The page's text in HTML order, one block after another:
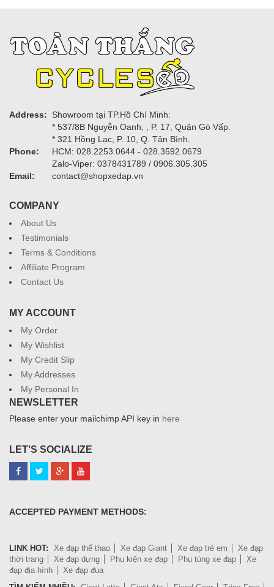
Address:
Showroom tại TP.Hồ Chí Minh:
* 537/8B Nguyễn Oanh, , P. 17, Quận Gò Vấp.
* 321 Hồng Lạc, P. 10, Q. Tân Bình.
Phone:
HCM: 028.2253.0644 - 028.3592.0679
Zalo-Viper: 0378431789 / 0906.305.305
Email:
contact@shopxedap.vn
COMPANY
About Us
Testimonials
Terms & Conditions
Affiliate Program
Contact Us
MY ACCOUNT
My Order
My Wishlist
My Credit Slip
My Addresses
My Personal In
NEWSLETTER
Please enter your mailchimp API key in here
LET'S SOCIALIZE
ACCEPTED PAYMENT METHODS:
LINK HOT: Xe đạp thể thao Xe đạp Giant Xe đạp trẻ em
Xe đạp
thời trang
Xe đạp dựng Phụ kiện xe đạp Phụ tùng xe đạp
Xe
đạp địa hình
Xe đạp đua